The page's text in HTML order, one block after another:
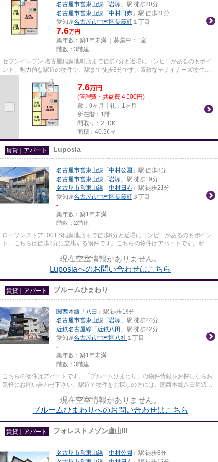
名古屋市営東山線 「 岩塚 」駅 徒歩20分
名古屋市営東山線 「 中村日赤 」駅 徒歩20分
愛知県名古屋市中村区長筬町 １丁目
7.6万円
築年数：築1年未満 ｜募集中： 1室
階数：3階建
セブンイレブン 名古屋稲葉地町店まで徒歩7分と近場にコンビニがあるのもポイ
ント。魅力的な駅近の物件で、駅まで徒歩8分です。素敵なデザイナーズ物件な
ら理想的な設計が可能なので気...
7.6万円
(管理費・共益費 4,000円)
敷：0ヶ月｜礼：1ヶ月
所在階：1階
間取り：2LDK
面積：40.56㎡
賃貸｜アパート Luposia
名古屋市営東山線 「 中村公園 」駅 徒歩8分
名古屋市営東山線 「 岩塚 」駅 徒歩19分
名古屋市営東山線 「 中村日赤 」駅 徒歩21分
愛知県名古屋市中村区長筬町 ３丁目
-
築年数：築1年未満
階数：2階建
ローソンストア100 LS稲葉地店まで徒歩6分と近場にコンビニがあるのもポイン
ト。こちらは徒歩8分に立地する物件です。こちらの物件はアパートです。新着
現在空室情報がありません。
Luposiaへのお問い合わせはこちら
賃貸｜アパート ブルームひまわり
関西本線 「 八田 」駅 徒歩19分
名古屋市営東山線 「 岩塚 」駅 徒歩24分
近鉄名古屋線 「 近鉄八田 」駅 徒歩22分
愛知県名古屋市中村区八社 １丁目
-
築年数：築1年未満
階数：3階建
こちらの物件はアパートです。「ブルームひまわり」の物件情報をお探しならお
気軽にお問い合わせ下さい。駅近で物件をお探しの方には、関西本線八田周辺で
現在空室情報がありません。
ブルームひまわりへのお問い合わせはこちら
賃貸｜アパート フォレストメゾン廬山III
名古屋市営東山線 「 中村公園 」駅 徒歩8分